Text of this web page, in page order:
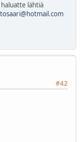
haluatte lähtiä
#42